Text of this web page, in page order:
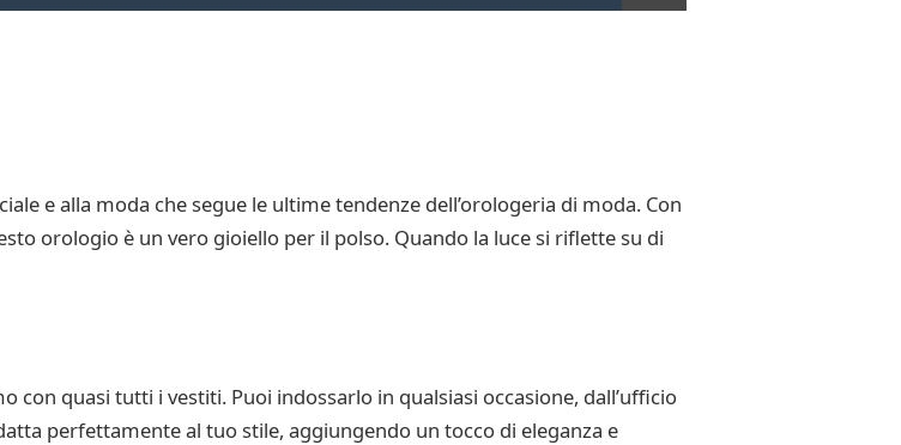
e alla moda che segue le ultime tendenze dell’orologeria di moda. Con
orologio è un vero gioiello per il polso. Quando la luce si riflette su di
con quasi tutti i vestiti. Puoi indossarlo in qualsiasi occasione, dall’ufficio
perfettamente al tuo stile, aggiungendo un tocco di eleganza e